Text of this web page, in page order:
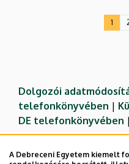
1
Dolgozói
telefonkönyvében |
DE telefonkönyvében |
A Debreceni Egyetem kiemelt